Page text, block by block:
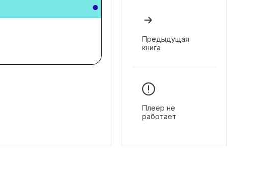
Предыдущая
книга
Плеер не
работает